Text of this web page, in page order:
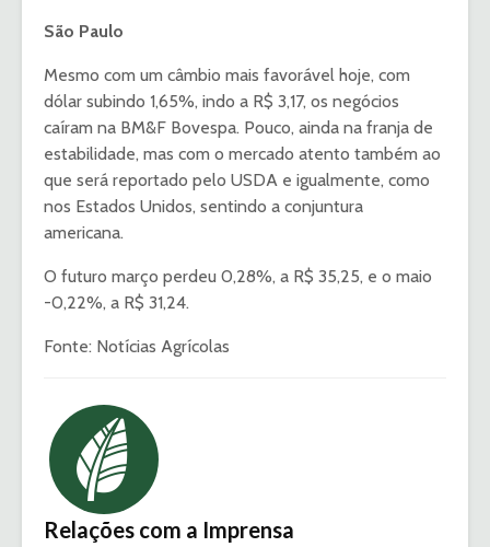
São Paulo
Mesmo com um câmbio mais favorável hoje, com
dólar subindo 1,65%, indo a R$ 3,17, os negócios
caíram na BM&F Bovespa. Pouco, ainda na franja de
estabilidade, mas com o mercado atento também ao
que será reportado pelo USDA e igualmente, como
nos Estados Unidos, sentindo a conjuntura
americana.
O futuro março perdeu 0,28%, a R$ 35,25, e o maio
-0,22%, a R$ 31,24.
Fonte: Notícias Agrícolas
Relações com a Imprensa